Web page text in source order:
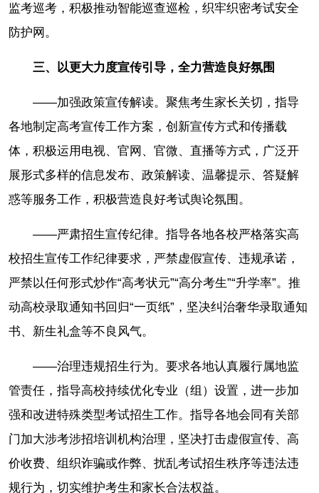
监考巡考，积极推动智能巡查巡检，织牢织密考试安全
防护网。
三、以更大力度宣传引导，全力营造良好氛围
——加强政策宣传解读。聚焦考生家长关切，指导
各地制定高考宣传工作方案，创新宣传方式和传播载
体，积极运用电视、官网、官微、直播等方式，广泛开
展形式多样的信息发布、政策解读、温馨提示、答疑解
惑等服务工作，积极营造良好考试舆论氛围。
——严肃招生宣传纪律。指导各地各校严格落实高
校招生宣传工作纪律要求，严禁虚假宣传、违规承诺，
严禁以任何形式炒作“高考状元”“高分考生”“升学率”。推
动高校录取通知书回归“一页纸”，坚决纠治奢华录取通知
书、新生礼盒等不良风气。
——治理违规招生行为。要求各地认真履行属地监
管责任，指导高校持续优化专业（组）设置，进一步加
强和改进特殊类型考试招生工作。指导各地会同有关部
门加大涉考涉招培训机构治理，坚决打击虚假宣传、高
价收费、组织诈骗或作弊、扰乱考试招生秩序等违法违
规行为，切实维护考生和家长合法权益。